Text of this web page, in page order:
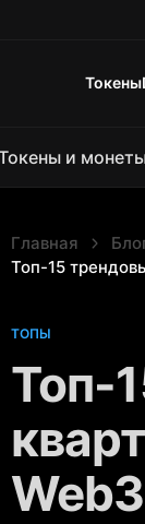
Токены
и
Главная
Топ-15
ТОПЫ
Топ-